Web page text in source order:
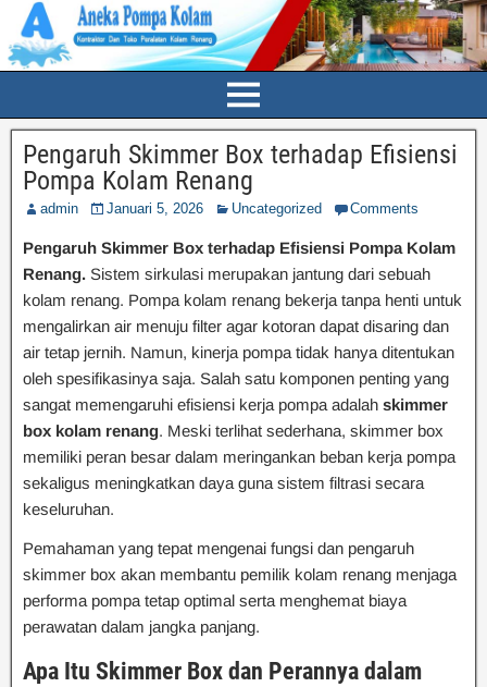
Pengaruh Skimmer Box terhadap Efisiensi
Pompa Kolam Renang
admin Januari 5, 2026 Uncategorized Comments
Pengaruh Skimmer Box terhadap Efisiensi Pompa Kolam
Renang. Sistem sirkulasi merupakan jantung dari sebuah
kolam renang. Pompa kolam renang bekerja tanpa henti untuk
mengalirkan air menuju filter agar kotoran dapat disaring dan
air tetap jernih. Namun, kinerja pompa tidak hanya ditentukan
oleh spesifikasinya saja. Salah satu komponen penting yang
sangat memengaruhi efisiensi kerja pompa adalah skimmer
box kolam renang. Meski terlihat sederhana, skimmer box
memiliki peran besar dalam meringankan beban kerja pompa
sekaligus meningkatkan daya guna sistem filtrasi secara
keseluruhan.
Pemahaman yang tepat mengenai fungsi dan pengaruh
skimmer box akan membantu pemilik kolam renang menjaga
performa pompa tetap optimal serta menghemat biaya
perawatan dalam jangka panjang.
Apa Itu Skimmer Box dan Perannya dalam